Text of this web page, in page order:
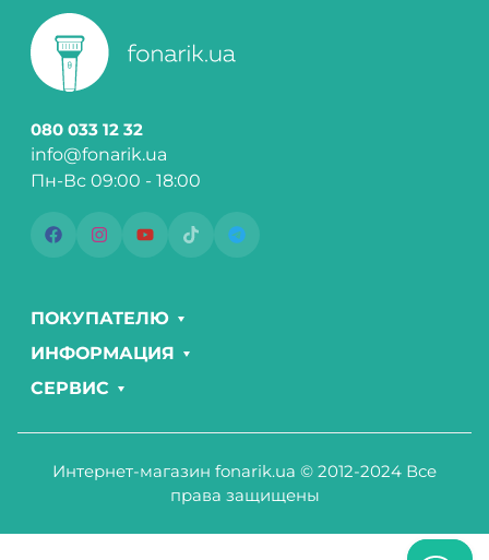
080 033 12 32
info@fonarik.ua
Пн-Вс 09:00 - 18:00
ПОКУПАТЕЛЮ
ИНФОРМАЦИЯ
СЕРВИС
Интернет-магазин fonarik.ua © 2012-2024 Все
права защищены